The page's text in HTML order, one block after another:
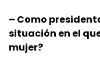
– Como
situación en el
mujer?